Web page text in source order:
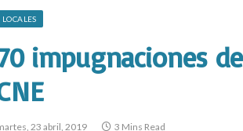
LOCALES
impugnaciones
23 abril, 2019 3 Mins Read